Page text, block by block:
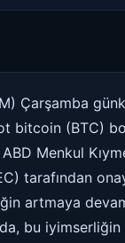
Çarşamba
bitcoin (BTC)
Menkul
tarafından
artmaya
bu